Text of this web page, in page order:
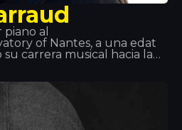
al
of Nantes, a una edat
carrera musical hacia la
Beyoncé, Deep Dish… y
con David Guetta y
encontrar en
LoveParade… y ¡Tropics!